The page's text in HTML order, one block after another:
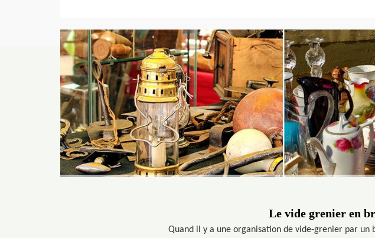
Le vide grenier en
Quand il y a une organisation de vide-grenier par un